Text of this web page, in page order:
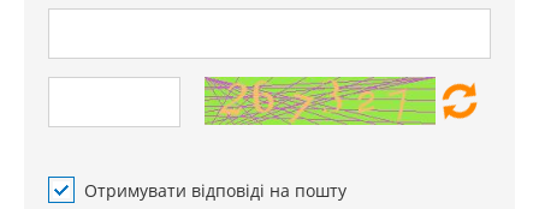
Отримувати відповіді на пошту